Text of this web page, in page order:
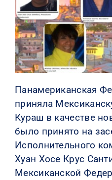
КОНТАКТЫ
Панамериканская
приняла
Кураш в качестве
было принято на
Исполнительного
Хуан Хосе Крус
Мексиканской